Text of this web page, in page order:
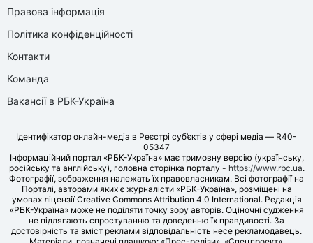
Правова інформація
Політика конфіденційності
Контакти
Команда
Вакансії в РБК-Україна
Ідентифікатор онлайн-медіа в Реєстрі суб’єктів у сфері медіа — R40-
05347
Інформаційний портал «РБК-Україна» має тримовну версію (українську,
російську та англійську), головна сторінка порталу - https://www.rbc.ua.
Фотографії, зображення належать їх правовласникам. Всі фотографії на
Порталі, авторами яких є журналісти «РБК-Україна», розміщені на
умовах ліцензії Creative Commons Attribution 4.0 International. Редакція
«РБК-Україна» може не поділяти точку зору авторів. Оціночні судження
не підлягають спростуванню та доведенню їх правдивості. За
достовірність та зміст реклами відповідальність несе рекламодавець.